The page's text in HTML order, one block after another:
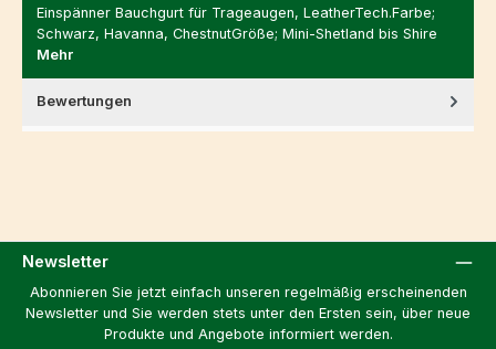
Einspänner Bauchgurt für Trageaugen, LeatherTech.Farbe;
Schwarz, Havanna, ChestnutGröße; Mini-Shetland bis Shire
Mehr
Bewertungen
Newsletter
Abonnieren Sie jetzt einfach unseren regelmäßig erscheinenden
Newsletter und Sie werden stets unter den Ersten sein, über neue
Produkte und Angebote informiert werden.